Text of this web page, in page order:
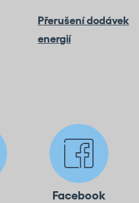
Přerušení dodávek
energií
Facebook